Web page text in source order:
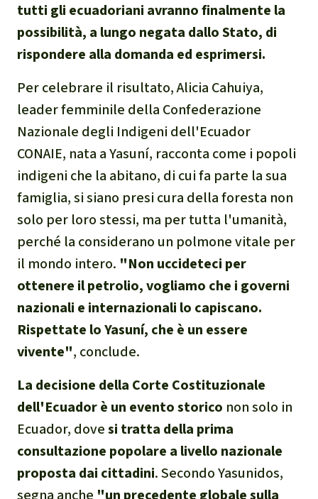
Cambiamento climatico
tutti gli ecuadoriani avranno finalmente la
possibilità, a lungo negata dallo Stato, di
rispondere alla domanda ed esprimersi.
Per celebrare il risultato, Alicia Cahuiya,
leader femminile della Confederazione
Nazionale degli Indigeni dell'Ecuador
CONAIE, nata a Yasuní, racconta come i popoli
indigeni che la abitano, di cui fa parte la sua
famiglia, si siano presi cura della foresta non
solo per loro stessi, ma per tutta l'umanità,
perché la considerano un polmone vitale per
il mondo intero. "Non uccideteci per
ottenere il petrolio, vogliamo che i governi
nazionali e internazionali lo capiscano.
Rispettate lo Yasuní, che è un essere
vivente", conclude.
La decisione della Corte Costituzionale
dell'Ecuador è un evento storico non solo in
Ecuador, dovesi tratta della prima
consultazione popolare a livello nazionale
proposta dai cittadini. Secondo Yasunidos,